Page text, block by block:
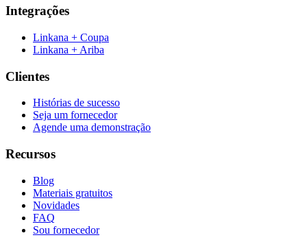
Integrações
Linkana + Coupa
Linkana + Ariba
Clientes
Histórias de sucesso
Seja um fornecedor
Agende uma demonstração
Recursos
Blog
Materiais gratuitos
Novidades
FAQ
Sou fornecedor